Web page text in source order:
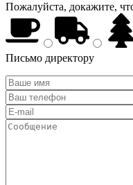
Пожалуйста, докажите,
Письмо директору